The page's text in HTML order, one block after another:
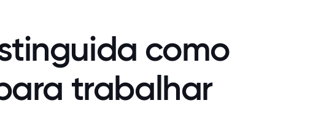
como
trabalhar